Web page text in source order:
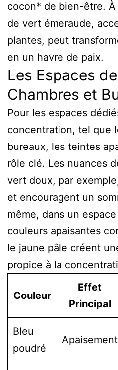
cocon* de bien-être.
de vert émeraude,
plantes, peut
en un havre de paix.
Les Espaces
Chambres et
Pour les espaces
concentration, tel que
bureaux, les teintes
rôle clé. Les nuances
vert doux, par
et encouragent un
même, dans un
couleurs apaisantes
le jaune pâle créent
propice à la
Couleur
Effet
Principal
Bleu
poudré
Apaisement